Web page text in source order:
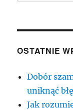
OSTATNIE
Dobór
uniknąć
Jak